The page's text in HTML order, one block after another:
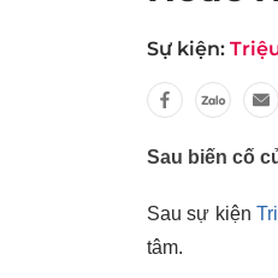
Sự kiện:
Sau biến cố
Sau sự kiện
tâm.